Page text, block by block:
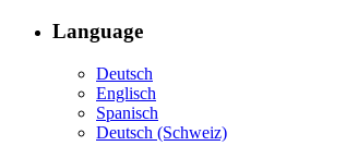
Language
Deutsch
Englisch
Spanisch
Deutsch (Schweiz)